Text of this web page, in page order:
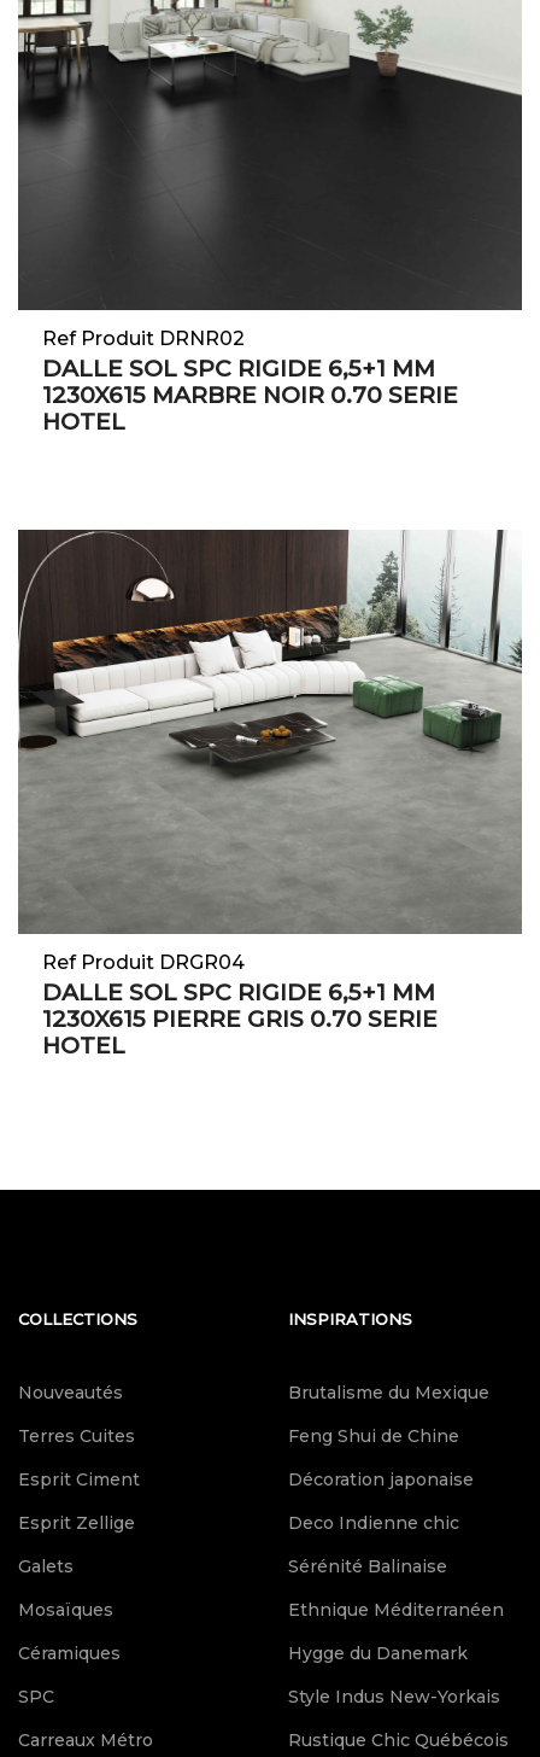
Ref Produit DRNR02
DALLE SOL SPC RIGIDE 6,5+1 MM
1230X615 MARBRE NOIR 0.70 SERIE
HOTEL
Ref Produit DRGR04
DALLE SOL SPC RIGIDE 6,5+1 MM
1230X615 PIERRE GRIS 0.70 SERIE
HOTEL
COLLECTIONS
Nouveautés
Terres Cuites
Esprit Ciment
Esprit Zellige
Galets
Mosaïques
Céramiques
SPC
Carreaux Métro
INSPIRATIONS
Brutalisme du Mexique
Feng Shui de Chine
Décoration japonaise
Deco Indienne chic
Sérénité Balinaise
Ethnique Méditerranéen
Hygge du Danemark
Style Indus New-Yorkais
Rustique Chic Québécois